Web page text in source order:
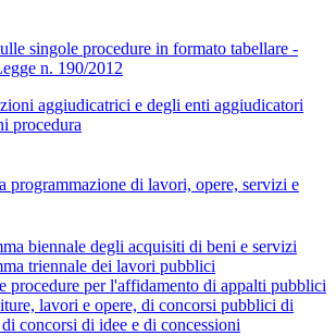
singole procedure in formato tabellare -
n. 190/2012
aggiudicatrici e degli enti aggiudicatori
procedura
programmazione di lavori, opere, servizi e
biennale degli acquisiti di beni e servizi
triennale dei lavori pubblici
procedure per l'affidamento di appalti pubblici
lavori e opere, di concorsi pubblici di
concorsi di idee e di concessioni